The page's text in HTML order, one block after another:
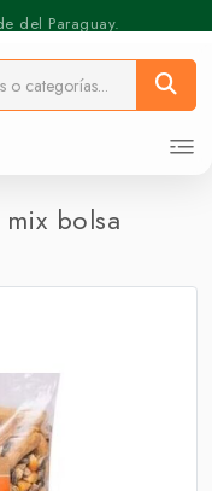
del Paraguay.
30 min.
bolsa